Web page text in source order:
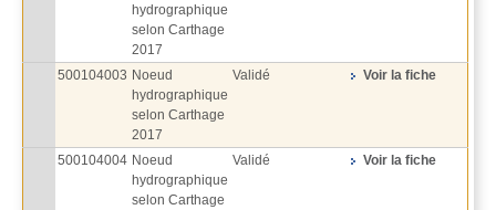
hydrographique
selon Carthage
2017
500104003 Noeud
hydrographique
selon Carthage
2017
Validé Voir la fiche
500104004 Noeud
hydrographique
selon Carthage
Validé Voir la fiche